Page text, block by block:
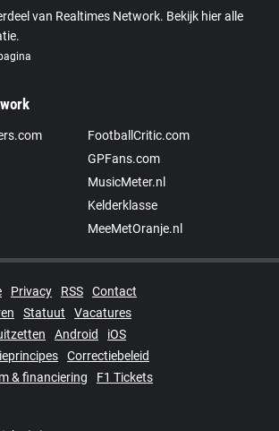
van Realtimes Network. Bekijk hier alle
FootballCritic.com
GPFans.com
MusicMeter.nl
Kelderklasse
MeeMetOranje.nl
Privacy RSS
Contact
Statuut
Vacatures
Android
iOS
Correctiebeleid
& financiering
F1 Tickets